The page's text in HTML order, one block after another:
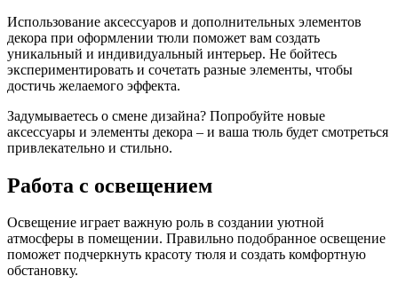
Использование аксессуаров и дополнительных элементов
декора при оформлении тюли поможет вам создать
уникальный и индивидуальный интерьер. Не бойтесь
экспериментировать и сочетать разные элементы, чтобы
достичь желаемого эффекта.
Задумываетесь о смене дизайна? Попробуйте новые
аксессуары и элементы декора – и ваша тюль будет смотреться
привлекательно и стильно.
Работа с освещением
Освещение играет важную роль в создании уютной
атмосферы в помещении. Правильно подобранное освещение
поможет подчеркнуть красоту тюля и создать комфортную
обстановку.